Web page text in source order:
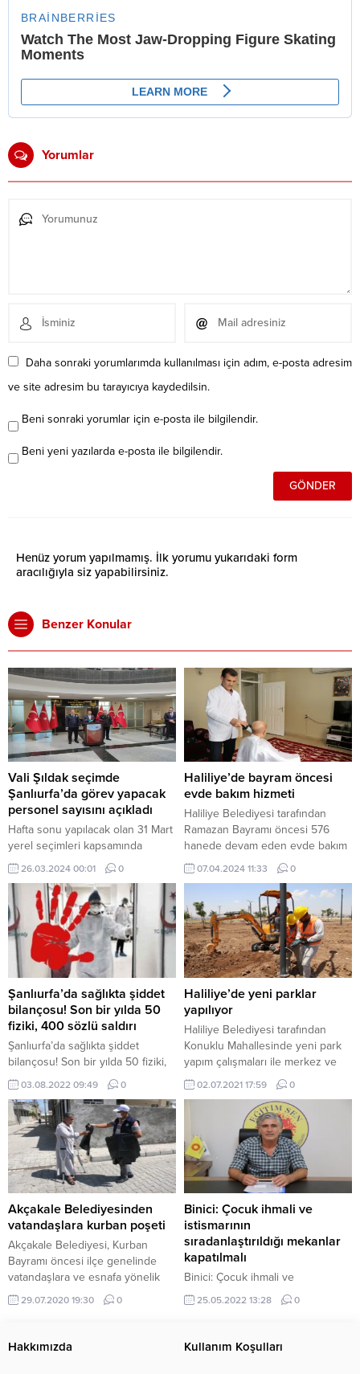
Yorumlar
Daha sonraki yorumlarımda kullanılması için adım, e-posta adresim
ve site adresim bu tarayıcıya kaydedilsin.
Beni sonraki yorumlar için e-posta ile bilgilendir.
Beni yeni yazılarda e-posta ile bilgilendir.
Henüz yorum yapılmamış. İlk yorumu yukarıdaki form
aracılığıyla siz yapabilirsiniz.
Benzer Konular
Vali Şıldak seçimde
Şanlıurfa’da görev yapacak
personel sayısını açıkladı
Hafta sonu yapılacak olan 31 Mart
yerel seçimleri kapsamında
Şanlıurfa’da Vali Hasan Şıldak
başkanlığında Seçim Güvenliği
Toplantısı yapıldı. Vali Şıldak,
yapılan toplantıda alınan güvenlik
önlemleri hakkında önemli
açıklamalarda bulundu. 31 Mart
2024 tarihinde yapılacak olan
seçimler için artık sayılı günler
kaldı. Seçimlerde dikkat edilmesi
gereken en önemli konulardan
birisi de...
26.03.2024 00:01 0
Haliliye’de bayram öncesi
evde bakım hizmeti
Haliliye Belediyesi tarafından
Ramazan Bayramı öncesi 576
hanede devam eden evde bakım
hizmeti ile yaşlı ve kimsesiz
vatandaşlar yalnız bırakılmıyor.
Haliliye Belediyesi Sosyal Yardım
İşleri Müdürlüğü, “Dayanışmanın
ve Paylaşmanın Kalbi Haliliye”
sloganıyla çalışmalarını
sürdürüyor. Belediyenin sosyal
yardım faaliyetleri ile ihtiyaç sahibi
ailelerin yanında olan Sosyal
Yardım İşleri Müdürlüğü, evde
bakım...
07.04.2024 11:33 0
Şanlıurfa’da sağlıkta şiddet
bilançosu! Son bir yılda 50
fiziki, 400 sözlü saldırı
Şanlıurfa’da sağlıkta şiddet
bilançosu! Son bir yılda 50 fiziki,
400 sözlü saldırı
03.08.2022 09:49 0
Haliliye’de yeni parklar
yapılıyor
Haliliye Belediyesi tarafından
Konuklu Mahallesinde yeni park
yapım çalışmaları ile merkez ve
kırsaldaki 6 ayrı parkta da bakım
onarım çalışmaları devam ediyor.
02.07.2021 17:59 0
Akçakale Belediyesinden
vatandaşlara kurban poşeti
Akçakale Belediyesi, Kurban
Bayramı öncesi ilçe genelinde
vatandaşlara ve esnafa yönelik
20 bin adet kurban poşeti dağıttı.
29.07.2020 19:30 0
Binici: Çocuk ihmali ve
istismarının
sıradanlaştırıldığı mekanlar
kapatılmalı
Binici: Çocuk ihmali ve
istismarının sıradanlaştırıldığı
mekanlar kapatılmalı
25.05.2022 13:28 0
Hakkımızda Kullanım Koşulları